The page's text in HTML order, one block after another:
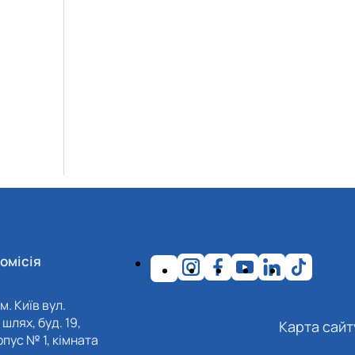
Київ вул.
шлях, буд. 19,
№ 1, кімната
Карта